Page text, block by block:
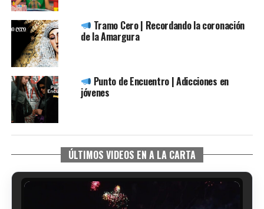
Tramo Cero | Recordando la coronación
de la Amargura
Punto de Encuentro | Adicciones en
jóvenes
ÚLTIMOS VIDEOS EN A LA CARTA